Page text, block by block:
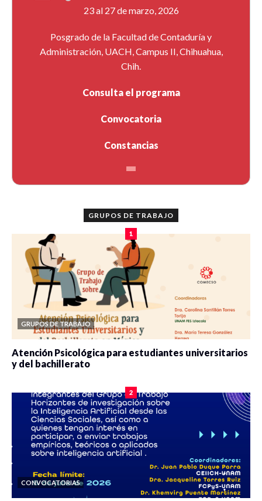
23 al 27 de marzo, 2026
Posgrado de la Facultad de Contaduría y
Administración, UACH, Campus II, Chihuahua,
Chih.
Consulta el programa
Convocatoria
Constancias
GRUPOS DE TRABAJO
1
GRUPOS DE TRABAJO
Atención Psicológica para estudiantes universitarios
y del bachillerato
2
CONVOCATORIAS